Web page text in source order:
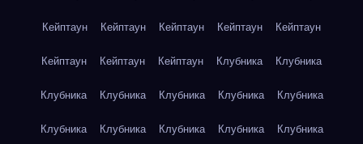
Кейптаун Кейптаун Кейптаун Кейптаун Кейптаун
Кейптаун Кейптаун Кейптаун Клубника Клубника
Клубника Клубника Клубника Клубника Клубника
Клубника Клубника Клубника Клубника Клубника